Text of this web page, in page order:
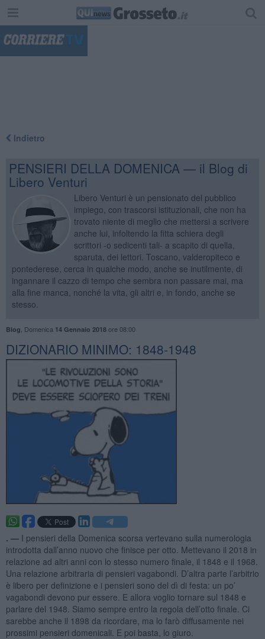
Indietro
PENSIERI DELLA DOMENICA — il Blog di
Libero Venturi
Libero Venturi è un pensionato del pubblico
impiego, con trascorsi istituzionali, che non ha
trovato niente di meglio che mettersi a scrivere
anche lui, infoltendo la fitta schiera degli
scrittori -o sedicenti tali- a scapito di quella,
sparuta, dei lettori. Toscano, valderopiteco e
pontederese, cerca in qualche modo, anche se inutilmente, di
ingannare il cazzo di tempo che sembra non passare mai, ma
alla fine manca, nonché la vita, gli altri e, in fondo, anche se
stesso.
Blog Domenica 14 Gennaio 2018ore 08:00
DIZIONARIO MINIMO: 1848-1948
. — I pensieri della Domenica scorsa vertevano sulla numerologia
introdotta dall’anno nuovo che finisce per otto. Mettevano il 2018 in
relazione ad altri anni con lo stesso numero finale, il 1848 e il 1968.
Una relazione arbitraria di pensieri vagabondi. D’altra parte l’arbitrio
è libero per definizione e i pensieri sono del dì di festa: un po’
vagabondi devono pur essere. E allora voglio tornare sul 1848 e
parlare del 1948. Siamo sempre entro la regola dell’otto finale. Ci
sarebbe anche il 1898 da ricordare, ma lo farò diffusamente nei
prossimi pensieri domenicali. E poi basta, lo giuro.